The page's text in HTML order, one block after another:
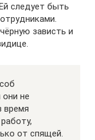
следует быть
зависть и
они не
время
от спящей.